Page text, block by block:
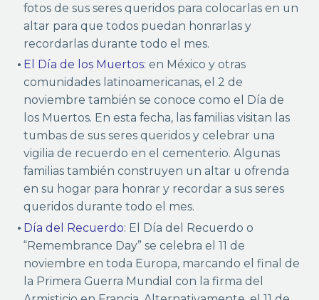
fotos de sus seres queridos para colocarlas en un
altar para que todos puedan honrarlas y
recordarlas durante todo el mes.
El Día de los Muertos: en México y otras
comunidades latinoamericanas, el 2 de
noviembre también se conoce como el Día de
los Muertos. En esta fecha, las familias visitan las
tumbas de sus seres queridos y celebrar una
vigilia de recuerdo en el cementerio. Algunas
familias también construyen un altar u ofrenda
en su hogar para honrar y recordar a sus seres
queridos durante todo el mes.
Día del Recuerdo: El Día del Recuerdo o
“Remembrance Day” se celebra el 11 de
noviembre en toda Europa, marcando el final de
la Primera Guerra Mundial con la firma del